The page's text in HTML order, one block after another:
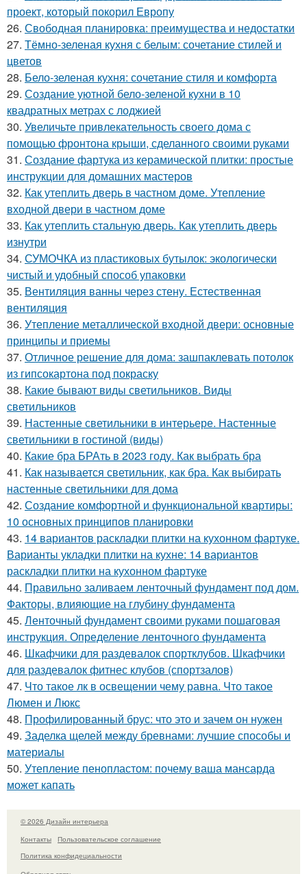
проект, который покорил Европу
26. Свободная планировка: преимущества и недостатки
27. Тёмно-зеленая кухня с белым: сочетание стилей и
цветов
28. Бело-зеленая кухня: сочетание стиля и комфорта
29. Создание уютной бело-зеленой кухни в 10
квадратных метрах с лоджией
30. Увеличьте привлекательность своего дома с
помощью фронтона крыши, сделанного своими руками
31. Создание фартука из керамической плитки: простые
инструкции для домашних мастеров
32. Как утеплить дверь в частном доме. Утепление
входной двери в частном доме
33. Как утеплить стальную дверь. Как утеплить дверь
изнутри
34. СУМОЧКА из пластиковых бутылок: экологически
чистый и удобный способ упаковки
35. Вентиляция ванны через стену. Естественная
вентиляция
36. Утепление металлической входной двери: основные
принципы и приемы
37. Отличное решение для дома: зашпаклевать потолок
из гипсокартона под покраску
38. Какие бывают виды светильников. Виды
светильников
39. Настенные светильники в интерьере. Настенные
светильники в гостиной (виды)
40. Какие бра БРАть в 2023 году. Как выбрать бра
41. Как называется светильник, как бра. Как выбирать
настенные светильники для дома
42. Создание комфортной и функциональной квартиры:
10 основных принципов планировки
43. 14 вариантов раскладки плитки на кухонном фартуке.
Варианты укладки плитки на кухне: 14 вариантов
раскладки плитки на кухонном фартуке
44. Правильно заливаем ленточный фундамент под дом.
Факторы, влияющие на глубину фундамента
45. Ленточный фундамент своими руками пошаговая
инструкция. Определение ленточного фундамента
46. Шкафчики для раздевалок спортклубов. Шкафчики
для раздевалок фитнес клубов (спортзалов)
47. Что такое лк в освещении чему равна. Что такое
Люмен и Люкс
48. Профилированный брус: что это и зачем он нужен
49. Заделка щелей между бревнами: лучшие способы и
материалы
50. Утепление пенопластом: почему ваша мансарда
может капать
© 2026 Дизайн интерьера
Контакты
Пользовательское соглашение
Политика конфидециальности